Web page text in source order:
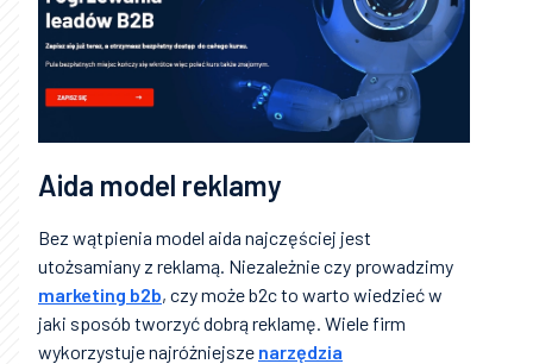
Aida model reklamy
Bez wątpienia model aida najczęściej jest
utożsamiany z reklamą. Niezależnie czy prowadzimy
marketing b2b, czy może b2c to warto wiedzieć w
jaki sposób tworzyć dobrą reklamę. Wiele firm
wykorzystuje najróżniejsze narzędzia